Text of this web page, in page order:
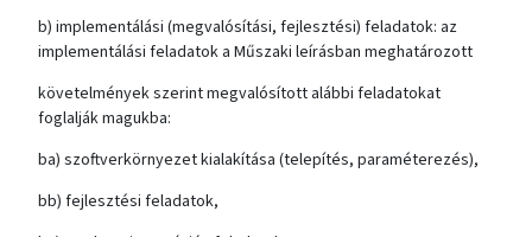
b) implementálási (megvalósítási, fejlesztési) feladatok: az
implementálási feladatok a Műszaki leírásban meghatározott
követelmények szerint megvalósított alábbi feladatokat
foglalják magukba:
ba) szoftverkörnyezet kialakítása (telepítés, paraméterezés),
bb) fejlesztési feladatok,